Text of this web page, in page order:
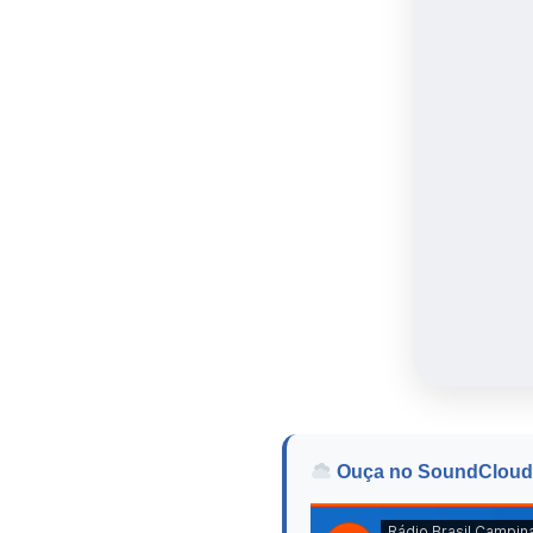
Ouça no